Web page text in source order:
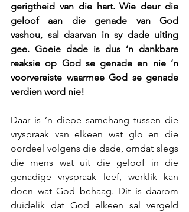
gerigtheid van die hart. Wie deur die
geloof aan die genade van God
vashou, sal daarvan in sy dade uiting
gee. Goeie dade is dus ‘n dankbare
reaksie op God se genade en nie ‘n
voorvereiste waarmee God se genade
verdien word nie!
Daar is ’n diepe samehang tussen die
vryspraak van elkeen wat glo en die
oordeel volgens die dade, omdat slegs
die mens wat uit die geloof in die
genadige vryspraak leef, werklik kan
doen wat God behaag. Dit is daarom
duidelik dat God elkeen sal vergeld